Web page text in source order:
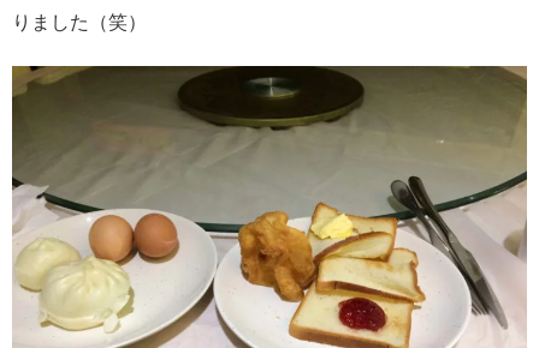
りました（笑）